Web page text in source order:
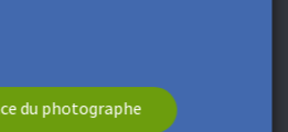
du photographe
de 5 €**
exclusives et des conseils de